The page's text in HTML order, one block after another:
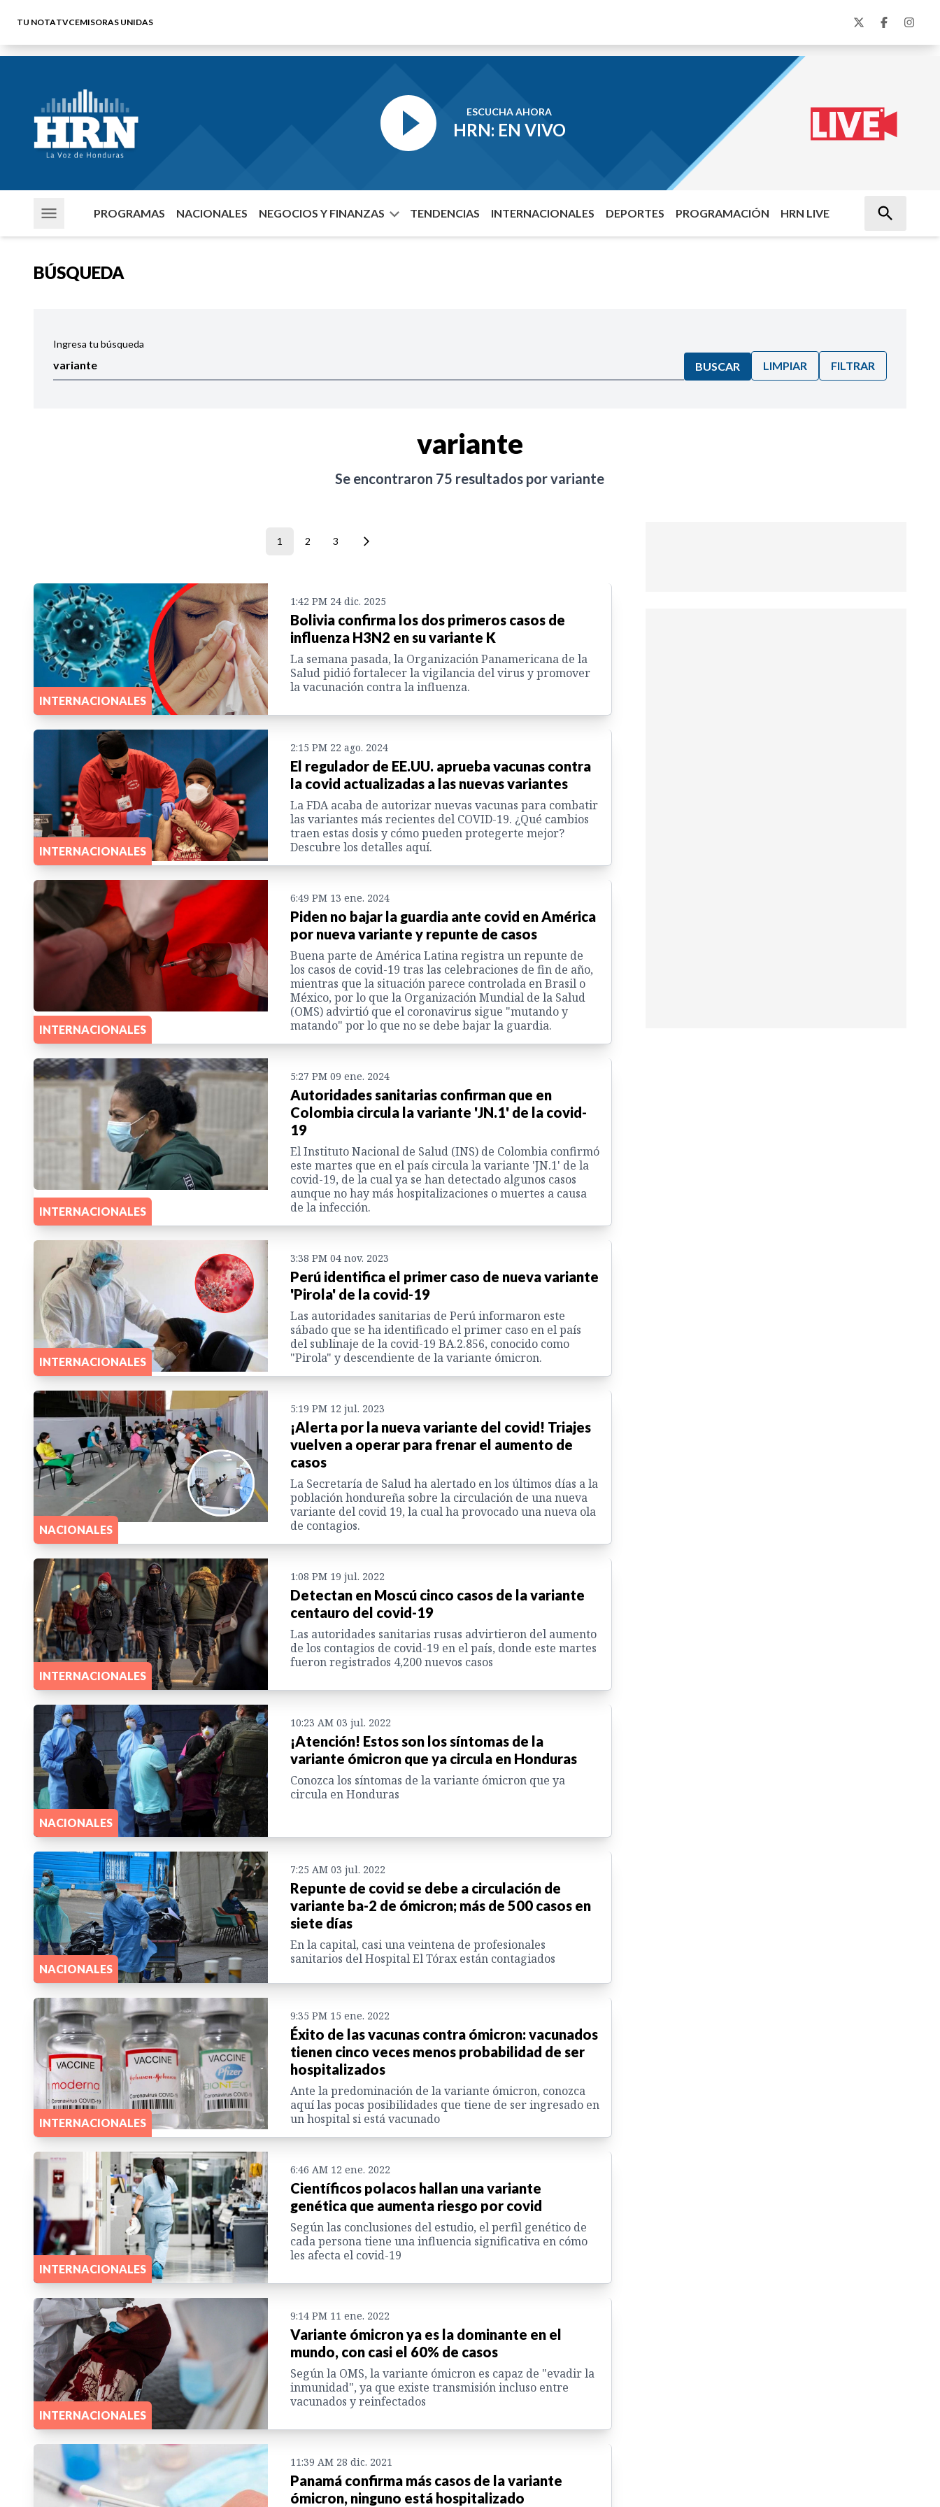
TU NOTATVCEMISORAS UNIDAS
ESCUCHA AHORA
HRN: EN VIVO
PROGRAMAS NACIONALES NEGOCIOS Y FINANZAS TENDENCIAS INTERNACIONALES DEPORTES PROGRAMACIÓN HRN LIVE
BÚSQUEDA
Ingresa tu búsqueda
BUSCAR LIMPIAR FILTRAR
variante
Se encontraron 75 resultados porvariante
1 2 3
INTERNACIONALES
1:42 PM 24 dic. 2025
Bolivia confirma los dos primeros casos de
influenza H3N2 en su variante K
La semana pasada, la Organización Panamericana de la
Salud pidió fortalecer la vigilancia del virus y promover
la vacunación contra la influenza.
INTERNACIONALES
2:15 PM 22 ago. 2024
El regulador de EE.UU. aprueba vacunas contra
la covid actualizadas a las nuevas variantes
La FDA acaba de autorizar nuevas vacunas para combatir
las variantes más recientes del COVID-19. ¿Qué cambios
traen estas dosis y cómo pueden protegerte mejor?
Descubre los detalles aquí.
INTERNACIONALES
6:49 PM 13 ene. 2024
Piden no bajar la guardia ante covid en América
por nueva variante y repunte de casos
Buena parte de América Latina registra un repunte de
los casos de covid-19 tras las celebraciones de fin de año,
mientras que la situación parece controlada en Brasil o
México, por lo que la Organización Mundial de la Salud
(OMS) advirtió que el coronavirus sigue "mutando y
matando" por lo que no se debe bajar la guardia.
INTERNACIONALES
5:27 PM 09 ene. 2024
Autoridades sanitarias confirman que en
Colombia circula la variante 'JN.1' de la covid-
19
El Instituto Nacional de Salud (INS) de Colombia confirmó
este martes que en el país circula la variante 'JN.1' de la
covid-19, de la cual ya se han detectado algunos casos
aunque no hay más hospitalizaciones o muertes a causa
de la infección.
INTERNACIONALES
3:38 PM 04 nov. 2023
Perú identifica el primer caso de nueva variante
'Pirola' de la covid-19
Las autoridades sanitarias de Perú informaron este
sábado que se ha identificado el primer caso en el país
del sublinaje de la covid-19 BA.2.856, conocido como
"Pirola" y descendiente de la variante ómicron.
NACIONALES
5:19 PM 12 jul. 2023
¡Alerta por la nueva variante del covid! Triajes
vuelven a operar para frenar el aumento de
casos
La Secretaría de Salud ha alertado en los últimos días a la
población hondureña sobre la circulación de una nueva
variante del covid 19, la cual ha provocado una nueva ola
de contagios.
INTERNACIONALES
1:08 PM 19 jul. 2022
Detectan en Moscú cinco casos de la variante
centauro del covid-19
Las autoridades sanitarias rusas advirtieron del aumento
de los contagios de covid-19 en el país, donde este martes
fueron registrados 4,200 nuevos casos
NACIONALES
10:23 AM 03 jul. 2022
¡Atención! Estos son los síntomas de la
variante ómicron que ya circula en Honduras
Conozca los síntomas de la variante ómicron que ya
circula en Honduras
NACIONALES
7:25 AM 03 jul. 2022
Repunte de covid se debe a circulación de
variante ba-2 de ómicron; más de 500 casos en
siete días
En la capital, casi una veintena de profesionales
sanitarios del Hospital El Tórax están contagiados
INTERNACIONALES
9:35 PM 15 ene. 2022
Éxito de las vacunas contra ómicron: vacunados
tienen cinco veces menos probabilidad de ser
hospitalizados
Ante la predominación de la variante ómicron, conozca
aquí las pocas posibilidades que tiene de ser ingresado en
un hospital si está vacunado
INTERNACIONALES
6:46 AM 12 ene. 2022
Científicos polacos hallan una variante
genética que aumenta riesgo por covid
Según las conclusiones del estudio, el perfil genético de
cada persona tiene una influencia significativa en cómo
les afecta el covid-19
INTERNACIONALES
9:14 PM 11 ene. 2022
Variante ómicron ya es la dominante en el
mundo, con casi el 60% de casos
Según la OMS, la variante ómicron es capaz de "evadir la
inmunidad", ya que existe transmisión incluso entre
vacunados y reinfectados
11:39 AM 28 dic. 2021
Panamá confirma más casos de la variante
ómicron, ninguno está hospitalizado